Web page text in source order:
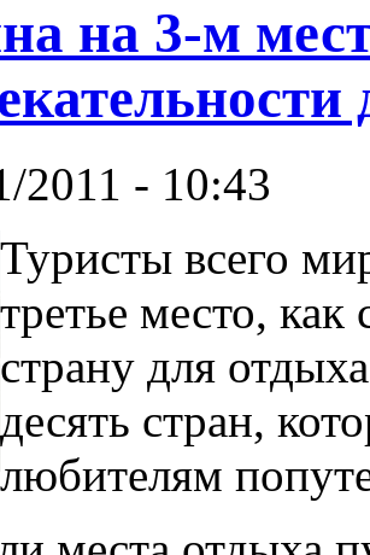
на 3-м
2011 - 10:43
Туристы всего
третье место,
страну для
десять стран,
любителям